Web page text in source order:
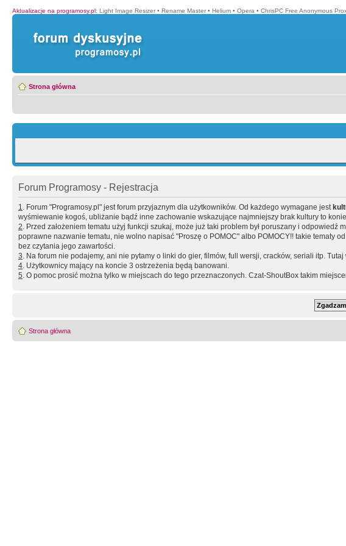
Aktualizacje na programosy.pl: Light Image Resizer • Rename Master • Helium • Opera • ChrisPC Free Anonymous
Strona główna
Forum Programosy - Rejestracja
1. Forum "Programosy.pl" jest forum przyjaznym dla użytkowników. Od każdego wymagane jest
wyśmiewanie kogoś, ubliżanie bądź inne zachowanie wskazujące najmniejszy brak kultury to
2. Przed założeniem tematu użyj funkcji szukaj, może już taki problem był poruszany i
poprawne nazwanie tematu, nie wolno napisać "Proszę o POMOC" albo POMOCY!! takie tematy
bez czytania jego zawartości.
3. Na forum nie podajemy, ani nie pytamy o linki do gier, filmów, full wersji, cracków, seriali itp.
4. Użytkownicy mający na koncie 3 ostrzeżenia będą banowani.
5. O pomoc prosić można tylko w miejscach do tego przeznaczonych. Czat-ShoutBox takim
Strona główna